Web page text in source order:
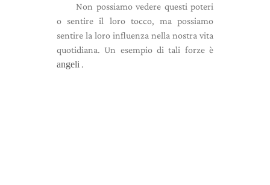
Non possiamo vedere questi poteri
o sentire il loro tocco, ma possiamo
sentire la loro influenza nella nostra vita
quotidiana. Un esempio di tali forze è
angeli .